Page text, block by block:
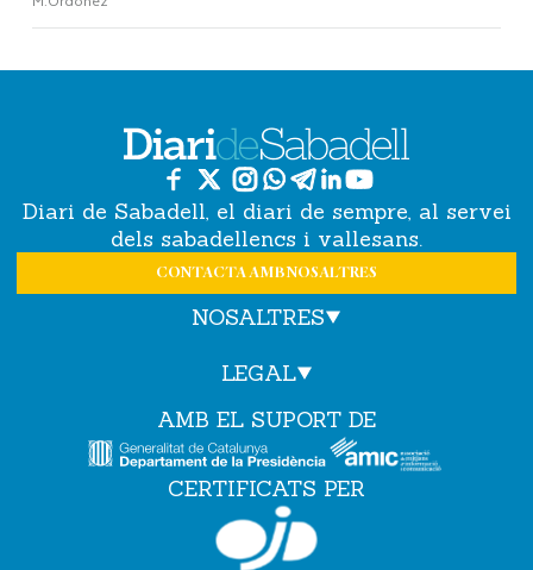
Diari de Sabadell, el diari de sempre, al servei
dels sabadellencs i vallesans.
CONTACTA AMB NOSALTRES
NOSALTRES
LEGAL
AMB EL SUPORT DE
CERTIFICATS PER